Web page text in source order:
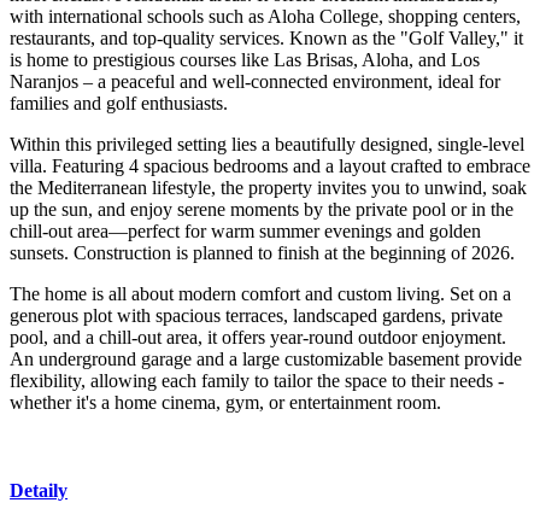
with international schools such as Aloha College, shopping centers,
restaurants, and top-quality services. Known as the "Golf Valley," it
is home to prestigious courses like Las Brisas, Aloha, and Los
Naranjos – a peaceful and well-connected environment, ideal for
families and golf enthusiasts.
Within this privileged setting lies a beautifully designed, single-level
villa. Featuring 4 spacious bedrooms and a layout crafted to embrace
the Mediterranean lifestyle, the property invites you to unwind, soak
up the sun, and enjoy serene moments by the private pool or in the
chill-out area—perfect for warm summer evenings and golden
sunsets. Construction is planned to finish at the beginning of 2026.
The home is all about modern comfort and custom living. Set on a
generous plot with spacious terraces, landscaped gardens, private
pool, and a chill-out area, it offers year-round outdoor enjoyment.
An ‌underground ‌garage ‌and ‌a ‌large customizable ‌basement ‌provide
flexibility, ‌allowing each ‌family to tailor ‌the ‌space ‌to their needs ‌-
‌whether it's a ‌home ‌cinema, ‌gym, ‌or ‌entertainment ‌room.
Detaily